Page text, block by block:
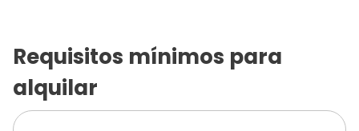
Requisitos mínimos para
alquilar